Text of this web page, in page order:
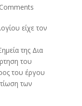
είχε τον
της Δια
του
του έργου
των